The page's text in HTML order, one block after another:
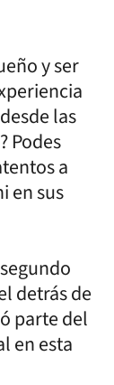
y ser
las
Podes
a
en sus
detrás de
parte del
en esta